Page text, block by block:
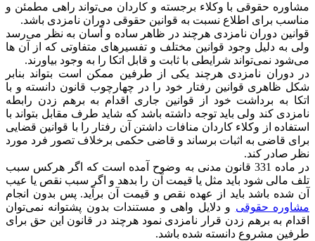
مشاوره حقوقی با وکلاء برجسته و کاردان می‌تواند راهی مطمئن و
مناسب برای اطلاع نسبت به قوانین حقوقی دوران نامزدی باشد.
قوانین دوران نامزدی هرچند در ظاهر ساده و آسان به نظر می‌رسد
ولی به دلیل وجود قوانین مختلف و تفسیرهای متفاوتی که از آن ها
می‌شود نمی‌تواند شرایطی با ثابت و قابل اتکا را به وجود بیاورند.
در دوران نامزدی هرچند یکی از طرفین ممکن است بتواند بنابر
شکل ظاهری قوانین رفتار خود را در چهارچوب قانون دانسته و با
اتکا به برداشت خود از قوانین جاری اقدام به برهم زدن رابطه
نامزدی کند ولی باید توجه داشته باشد که شاید طرف مقابل بتواند با
استفاده از وکلاء کاردان منافات داشتن آن رفتار را با قوانین قضایی
برای قاضی به اثبات برساند و قاضی حکمی برخلاف تصور فرد مورد
نظر صادر کند.
در ماده 331 قانون مدنی به وضوح آمده است که اگر هرکس سبب
تلف مالی شود باید مثل یا قیمت آن را بدهد و اگر سبب نقص یا عیب
آن شده باشد باید از عهده نقص و قیمت آن برآید. پس بدون انجام
مشاوره حقوقی و دلایل واهی و مستندات بدون پشتوانه نمی‌توان
اقدام به برهم زدن قرار نامزدی نمود هرچند در قانون این حق برای
طرفین مشروع دانسته شده باشد.